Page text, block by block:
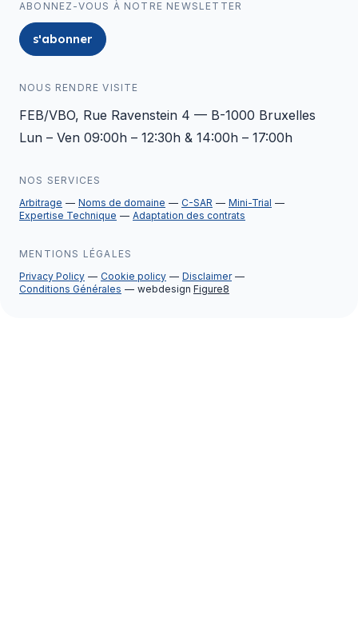
ABONNEZ-VOUS À NOTRE NEWSLETTER
s'abonner
NOUS RENDRE VISITE
FEB/VBO, Rue Ravenstein 4 — B-1000 Bruxelles
Lun – Ven 09:00h – 12:30h & 14:00h – 17:00h
NOS SERVICES
Arbitrage
Noms de domaine C-SAR
Mini-Trial
Expertise Technique
Adaptation des contrats
MENTIONS LÉGALES
Privacy Policy
Cookie policy
Disclaimer
Conditions Générales
webdesign Figure8